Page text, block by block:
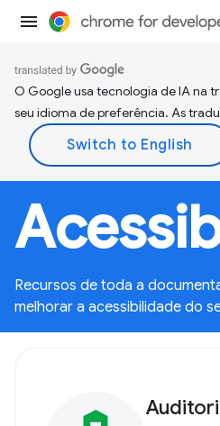
O Google usa tecnologia de IA na
seu idioma de preferência. As
Recursos de toda a
melhorar a acessibilidade do